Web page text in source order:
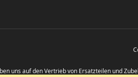
uns auf den Vertrieb von Ersatzteilen und